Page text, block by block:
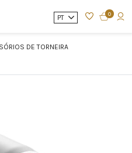
PT 0
DE TORNEIRA